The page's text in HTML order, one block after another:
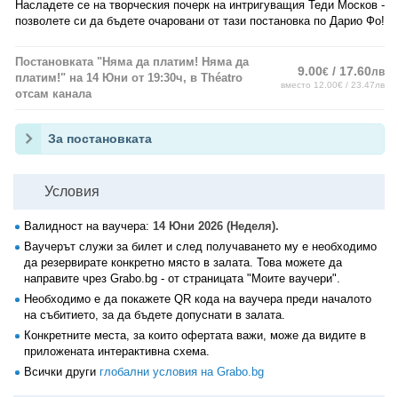
Насладете се на творческия почерк на интригуващия Теди Москов -
позволете си да бъдете очаровани от тази постановка по Дарио Фо!
Постановката "Няма да платим! Няма да
платим!" на 14 Юни от 19:30ч, в Théatro
отсам канала
9.00€ / 17.60лв
вместо 12.00€ / 23.47лв
За постановката
Условия
Валидност на ваучера: 14 Юни 2026 (Неделя).
Ваучерът служи за билет и след получаването му е необходимо
да резервирате конкретно място в залата. Това можете да
направите чрез Grabo.bg - от страницата "Моите ваучери".
Необходимо е да покажете QR кода на ваучера преди началото
на събитието, за да бъдете допуснати в залата.
Конкретните места, за които офертата важи, може да видите в
приложената интерактивна схема.
Всички други глобални условия на Grabo.bg